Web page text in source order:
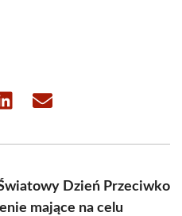
Share Share
Dzień Przeciwko
mające na celu